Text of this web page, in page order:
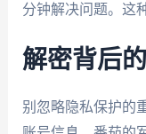
分钟解决问题。这
解密背后
别忽略隐私保护的